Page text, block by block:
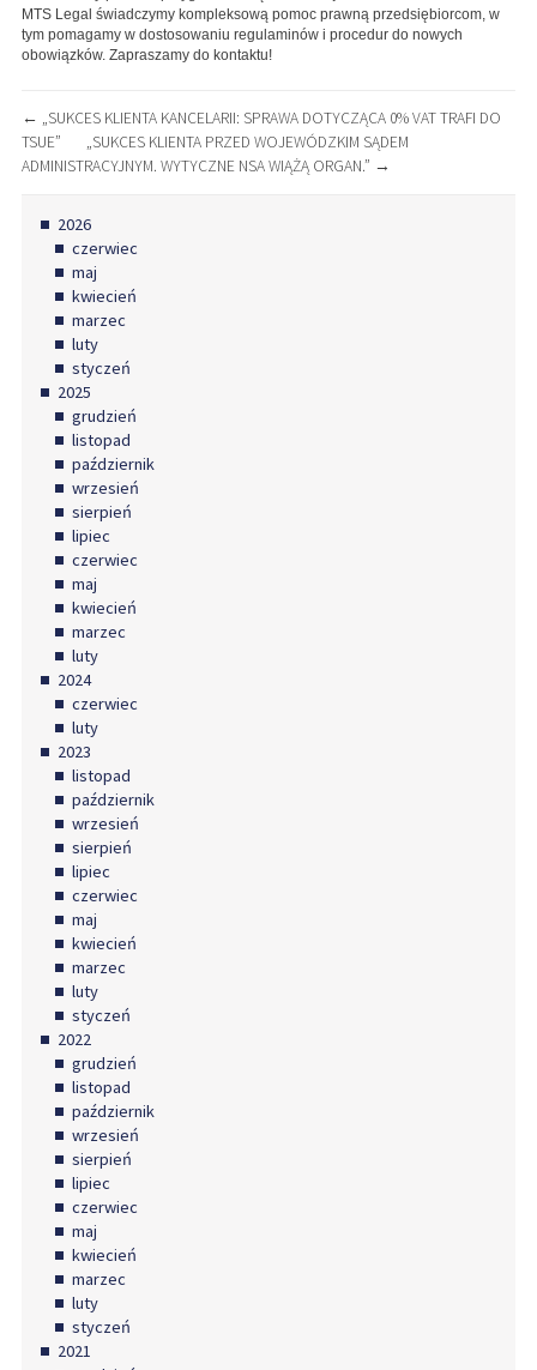
MTS Legal świadczymy kompleksową pomoc prawną przedsiębiorcom, w
tym pomagamy w dostosowaniu regulaminów i procedur do nowych
obowiązków. Zapraszamy do kontaktu!
NAWIGACJA
WPISU
← „SUKCES KLIENTA KANCELARII: SPRAWA DOTYCZĄCA 0% VAT TRAFI DO
TSUE”
„SUKCES KLIENTA PRZED WOJEWÓDZKIM SĄDEM
ADMINISTRACYJNYM. WYTYCZNE NSA WIĄŻĄ ORGAN.” →
2026
czerwiec
maj
kwiecień
marzec
luty
styczeń
2025
grudzień
listopad
październik
wrzesień
sierpień
lipiec
czerwiec
maj
kwiecień
marzec
luty
2024
czerwiec
luty
2023
listopad
październik
wrzesień
sierpień
lipiec
czerwiec
maj
kwiecień
marzec
luty
styczeń
2022
grudzień
listopad
październik
wrzesień
sierpień
lipiec
czerwiec
maj
kwiecień
marzec
luty
styczeń
2021